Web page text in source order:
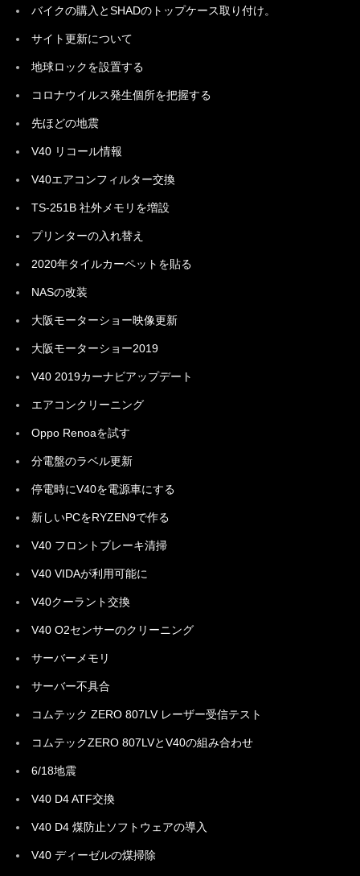
バイクの購入とSHADのトップケース取り付け。
サイト更新について
地球ロックを設置する
コロナウイルス発生個所を把握する
先ほどの地震
V40 リコール情報
V40エアコンフィルター交換
TS-251B 社外メモリを増設
プリンターの入れ替え
2020年タイルカーペットを貼る
NASの改装
大阪モーターショー映像更新
大阪モーターショー2019
V40 2019カーナビアップデート
エアコンクリーニング
Oppo Renoaを試す
分電盤のラベル更新
停電時にV40を電源車にする
新しいPCをRYZEN9で作る
V40 フロントブレーキ清掃
V40 VIDAが利用可能に
V40クーラント交換
V40 O2センサーのクリーニング
サーバーメモリ
サーバー不具合
コムテック ZERO 807LV レーザー受信テスト
コムテックZERO 807LVとV40の組み合わせ
6/18地震
V40 D4 ATF交換
V40 D4 煤防止ソフトウェアの導入
V40 ディーゼルの煤掃除